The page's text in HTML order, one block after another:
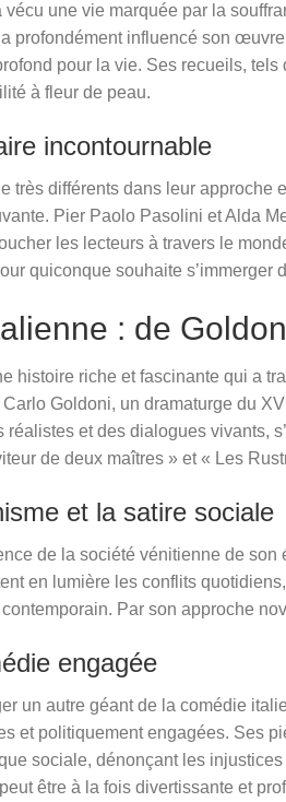
une vie marquée par la
profondément influencé son
pour la vie. Ses recueils,
à fleur de peau.
incontournable
très différents dans leur approche
Pier Paolo Pasolini et Alda
les lecteurs à travers le
quiconque souhaite s’immerger
: de
histoire riche et fascinante qui a
Goldoni, un dramaturge du
réalistes et des dialogues vivants,
de deux maîtres » et « Les
et la satire sociale
de la société vénitienne de
en lumière les conflits
Par son approche
engagée
un autre géant de la comédie
et politiquement engagées. Ses
sociale, dénonçant les
être à la fois divertissante et